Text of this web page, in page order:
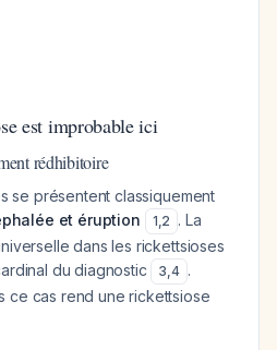
est improbable ici
rédhibitoire
se présentent classiquement
et éruption 1,2 . La
dans les rickettsioses
du diagnostic
3,4 .
ce cas rend une rickettsiose